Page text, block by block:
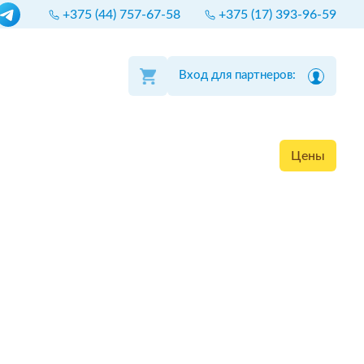
+375 (44) 757-67-58 +375 (17) 393-96-59
Вход для партнеров:
Цены